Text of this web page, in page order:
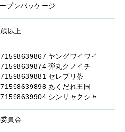
プンパッケージ
以上
ヤングワイワイ
弾丸クノイチ
セレブリ茶
あくだれ王国
シンリャクシャ
員会